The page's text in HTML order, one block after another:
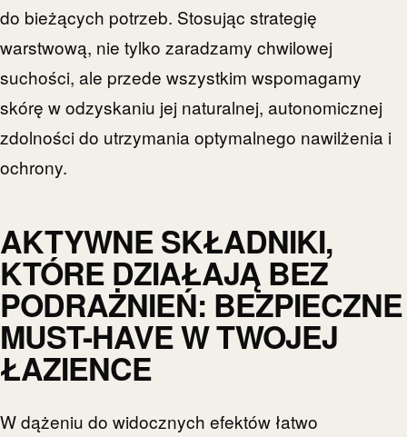
do bieżących potrzeb. Stosując strategię
warstwową, nie tylko zaradzamy chwilowej
suchości, ale przede wszystkim wspomagamy
skórę w odzyskaniu jej naturalnej, autonomicznej
zdolności do utrzymania optymalnego nawilżenia i
ochrony.
AKTYWNE SKŁADNIKI,
KTÓRE DZIAŁAJĄ BEZ
PODRAŻNIEŃ: BEZPIECZNE
MUST-HAVE W TWOJEJ
ŁAZIENCE
W dążeniu do widocznych efektów łatwo